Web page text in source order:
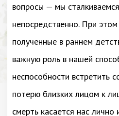
вопросы — мы
непосредственно. При
полученные в раннем
важную роль в нашей
неспособности встретить
потерю близких лицом к
смерть касается нас